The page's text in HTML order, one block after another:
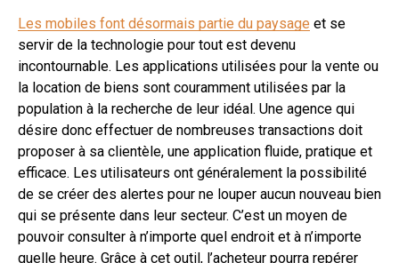
Les mobiles font désormais partie du paysage et se
servir de la technologie pour tout est devenu
incontournable. Les applications utilisées pour la vente ou
la location de biens sont couramment utilisées par la
population à la recherche de leur idéal. Une agence qui
désire donc effectuer de nombreuses transactions doit
proposer à sa clientèle, une application fluide, pratique et
efficace. Les utilisateurs ont généralement la possibilité
de se créer des alertes pour ne louper aucun nouveau bien
qui se présente dans leur secteur. C’est un moyen de
pouvoir consulter à n’importe quel endroit et à n’importe
quelle heure. Grâce à cet outil, l’acheteur pourra repérer